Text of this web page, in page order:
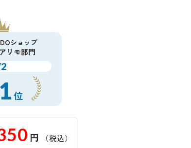
ショップ
リモ部門
1位
円 （税込）